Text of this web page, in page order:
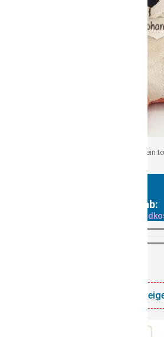
für kleine Kinderhände ein
Gesamtpreis ab:
zzgl.
Teddy